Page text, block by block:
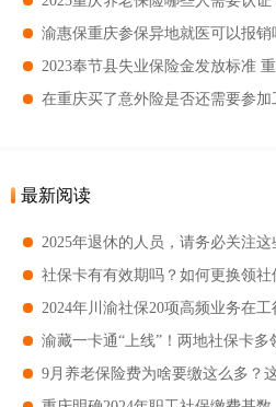
最新阅读
2025年退休的人员，请务必关注这
社保卡有有效期吗？如何更换领社